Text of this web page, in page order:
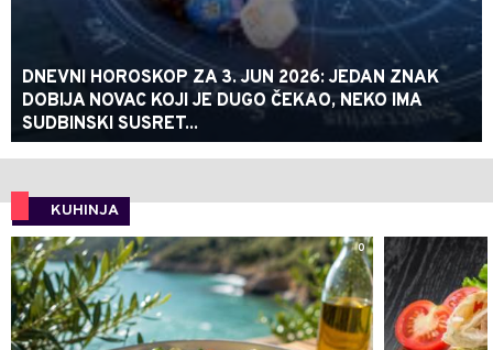
DNEVNI HOROSKOP ZA 3. JUN 2026: JEDAN ZNAK
DOBIJA NOVAC KOJI JE DUGO ČEKAO, NEKO IMA
SUDBINSKI SUSRET...
KUHINJA
0